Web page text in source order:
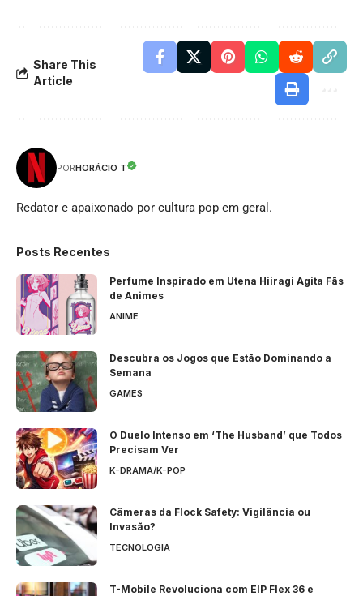
Share This
Article
PORHORÁCIO T
Redator e apaixonado por cultura pop em geral.
Posts Recentes
Perfume Inspirado em Utena Hiiragi Agita Fãs
de Animes
ANIME
Descubra os Jogos que Estão Dominando a
Semana
GAMES
O Duelo Intenso em ‘The Husband’ que Todos
Precisam Ver
K-DRAMA/K-POP
Câmeras da Flock Safety: Vigilância ou
Invasão?
TECNOLOGIA
T-Mobile Revoluciona com EIP Flex 36 e